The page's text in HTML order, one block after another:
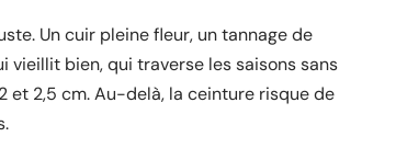
Un cuir pleine fleur, un tannage de
vieillit bien, qui traverse les saisons sans
et 2,5 cm. Au-delà, la ceinture risque de